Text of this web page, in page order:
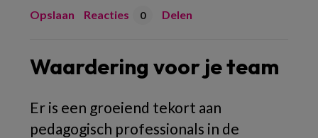
Opslaan Reacties 0 Delen
Waardering voor je team
Er is een groeiend tekort aan
pedagogisch professionals in de